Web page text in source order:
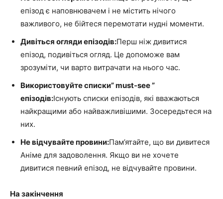
епізод є наповнювачем і не містить нічого
важливого, не бійтеся перемотати нудні моменти.
Дивіться огляди епізодів:Перш ніж дивитися
епізод, подивіться огляд. Це допоможе вам
зрозуміти, чи варто витрачати на нього час.
Використовуйте списки” must-see ”
епізодів:Існують списки епізодів, які вважаються
найкращими або найважливішими. Зосередьтеся на
них.
Не відчувайте провини:Пам’ятайте, що ви дивитеся
Аніме для задоволення. Якщо ви не хочете
дивитися певний епізод, не відчувайте провини.
На закінчення